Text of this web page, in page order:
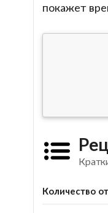
покажет
Количество